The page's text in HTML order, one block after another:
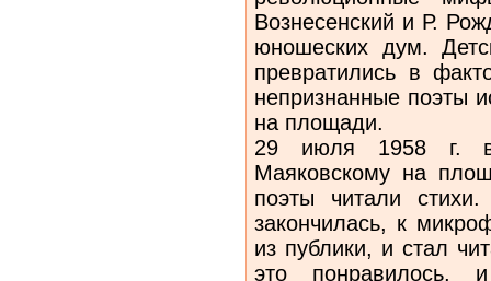
Вознесенский и Р.
юношеских дум.
превратились в
непризнанные поэты
на площади.
29 июля 1958 г. в
Маяковскому на
поэты читали
закончилась, к
из публики, и стал
это понравилось,